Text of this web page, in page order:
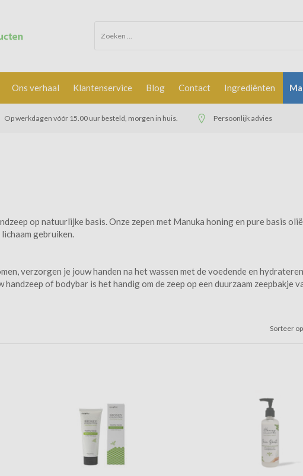
Ons verhaal Klantenservice Blog Contact Ingrediënten
Op werkdagen vóór 15.00 uur besteld, morgen in huis. Persoonlijk advies
op natuurlijke basis. Onze zepen met Manuka honing en pure basis
gebruiken.
verzorgen je jouw handen na het wassen met de voedende en
handzeep of bodybar is het handig om de zeep op een duurzaam zeepbakje
Sorteer